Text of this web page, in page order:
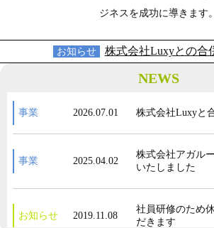
ジネスを成功に導きます。
お知らせ 株式会社Luxyとの合
NEWS
事業 2026.07.01 株式会社Luxyと
事業 2025.04.02
株式会社アガル
いたしました
お知らせ 2019.11.08
社員研修のため
だきます